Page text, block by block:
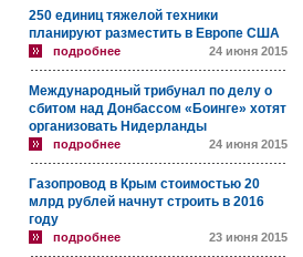
250 единиц тяжелой техники
планируют разместить в Европе США
подробнее 24 июня 2015
Международный трибунал по делу о
сбитом над Донбассом «Боинге» хотят
организовать Нидерланды
подробнее 24 июня 2015
Газопровод в Крым стоимостью 20
млрд рублей начнут строить в 2016
году
подробнее 23 июня 2015